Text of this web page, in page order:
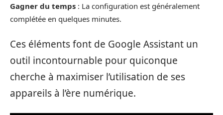
Gagner du temps : La configuration est généralement
complétée en quelques minutes.
Ces éléments font de Google Assistant un
outil incontournable pour quiconque
cherche à maximiser l’utilisation de ses
appareils à l’ère numérique.